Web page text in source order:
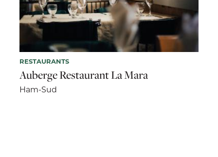
RESTAURANTS
Auberge Restaurant La Mara
Ham-Sud